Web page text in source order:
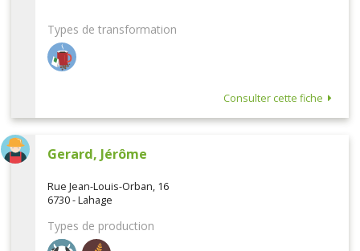
Types de transformation
Consulter cette fiche
Gerard, Jérôme
Rue Jean-Louis-Orban, 16
6730 - Lahage
Types de production